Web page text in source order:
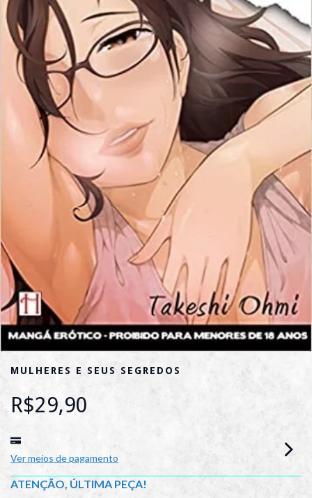
MULHERES E SEUS SEGREDOS
R$29,90
Ver meios de pagamento
ATENÇÃO, ÚLTIMA PEÇA!